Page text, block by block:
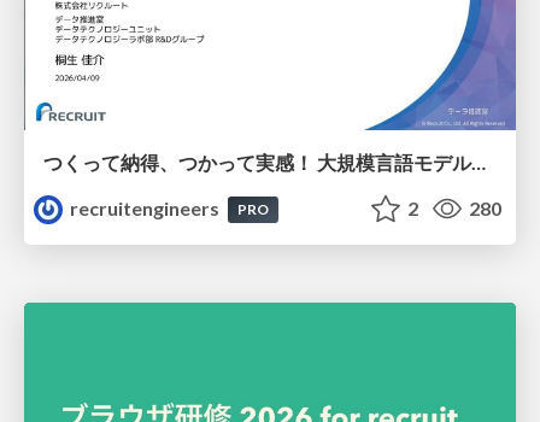
つくって納得、つかって実感！ 大規模言語モデルことはじめ ver2.0
recruitengineers
PRO 2 280